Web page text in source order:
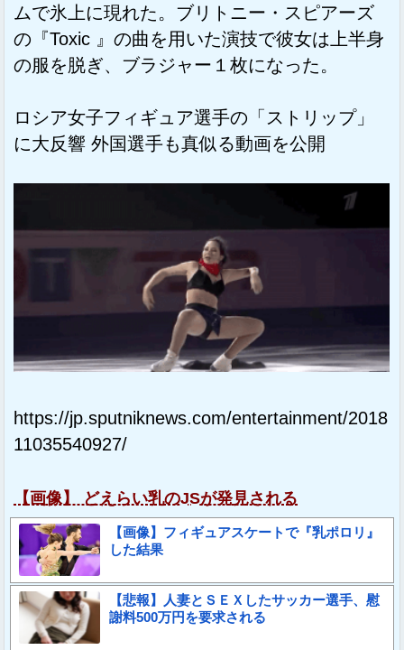
ムで氷上に現れた。ブリトニー・スピアーズ
の『Toxic 』の曲を用いた演技で彼女は上半身
の服を脱ぎ、ブラジャー１枚になった。
ロシア女子フィギュア選手の「ストリップ」
に大反響 外国選手も真似る動画を公開
https://jp.sputniknews.com/entertainment/2018
11035540927/
【画像】 どえらい乳のJSが発見される
【画像】フィギュアスケートで『乳ポロリ』
した結果
【悲報】人妻とＳＥＸしたサッカー選手、慰
謝料500万円を要求される